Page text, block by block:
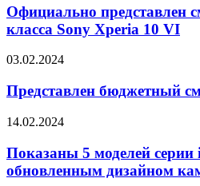
смартфон
среднего
класса
Xperia
VI
Официально представлен
класса Sony Xperia 10 VI
Представлен
смартфон
Lava
Yuva
3
03.02.2024
Представлен бюджетный
Показаны
моделей
серии
iPhone
14.02.2024
Показаны 5 моделей серии
обновленным дизайном